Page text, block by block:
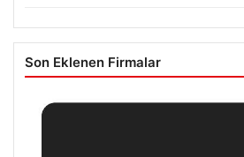
Son Eklenen Firmalar